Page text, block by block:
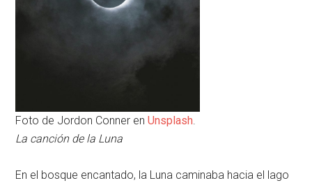
Foto de Jordon Conner enUnsplash.
La canción de la Luna
En el bosque encantado, la Luna caminaba hacia el lago